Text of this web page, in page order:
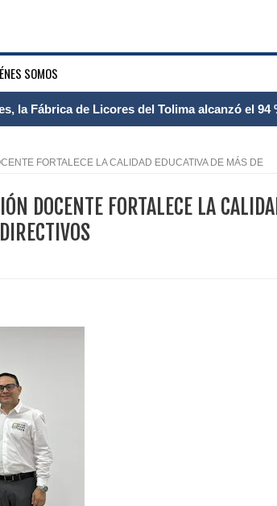
SOMOS
fortalece su conectividad con una
Departamental para el abordaje de
renovando espacios comunitarios que llevaban
de 68 estudiantes rurales en Filadelfia gracias
FORTALECE LA CALIDAD EDUCATIVA DE MÁS DE
DOCENTE FORTALECE LA